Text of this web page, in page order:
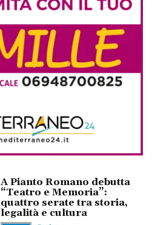
A Pianto Romano debutta
“Teatro e Memoria”:
quattro serate tra storia,
legalità e cultura